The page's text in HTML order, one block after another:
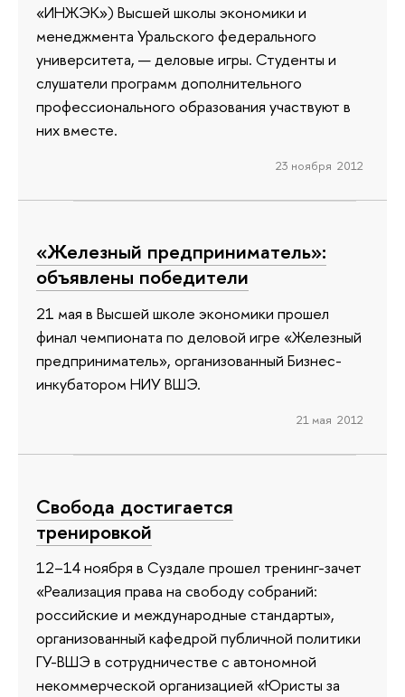
«ИНЖЭК») Высшей школы экономики и
менеджмента Уральского федерального
университета, — деловые игры. Студенты и
слушатели программ дополнительного
профессионального образования участвуют в
них вместе.
23 ноября 2012
«Железный предприниматель»:
объявлены победители
21 мая в Высшей школе экономики прошел
финал чемпионата по деловой игре «Железный
предприниматель», организованный Бизнес-
инкубатором НИУ ВШЭ.
21 мая 2012
Свобода достигается
тренировкой
12–14 ноября в Суздале прошел тренинг-зачет
«Реализация права на свободу собраний:
российские и международные стандарты»,
организованный кафедрой публичной политики
ГУ-ВШЭ в сотрудничестве с автономной
некоммерческой организацией «Юристы за